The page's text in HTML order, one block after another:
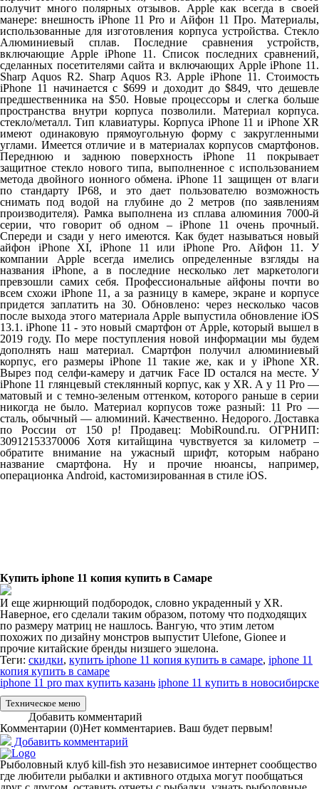
получит много полярных отзывов. Apple как всегда в своей
манере: внешность iPhone 11 Pro и Айфон 11 Про. Материалы,
использованные для изготовления корпуса устройства. Стекло
Алюминиевый сплав. Последние сравнения устройств,
включающие Apple iPhone 11. Список последних сравнений,
сделанных посетителями сайта и включающих Apple iPhone 11.
Sharp Aquos R2. Sharp Aquos R3. Apple iPhone 11. Стоимость
iPhone 11 начинается с $699 и доходит до $849, что дешевле
предшественника на $50. Новые процессоры и слегка больше
пространства внутри корпуса позволили. Материал корпуса.
стекло/металл. Тип клавиатуры. Корпуса iPhone 11 и iPhone XR
имеют одинаковую прямоугольную форму с закругленными
углами. Имеется отличие и в материалах корпусов смартфонов.
Переднюю и заднюю поверхность iPhone 11 покрывает
защитное стекло нового типа, выполненное с использованием
метода двойного ионного обмена. iPhone 11 защищен от влаги
по стандарту IP68, и это дает пользователю возможность
снимать под водой на глубине до 2 метров (по заявлениям
производителя). Рамка выполнена из сплава алюминия 7000-й
серии, что говорит об одном – iPhone 11 очень прочный.
Спереди и сзади у него имеются. Как будет называться новый
айфон iPhone XI, iPhone 11 или iPhone Pro. Айфон 11. У
компании Apple всегда имелись определенные взгляды на
названия iPhone, а в последние несколько лет маркетологи
превзошли самих себя. Профессиональные айфоны почти во
всем схожи iPhone 11, а за разницу в камере, экране и корпусе
придется заплатить на 30. Обновлено: через несколько часов
после выхода этого материала Apple выпустила обновление iOS
13.1. iPhone 11 - это новый смартфон от Apple, который вышел в
2019 году. По мере поступления новой информации мы будем
дополнять наш материал. Смартфон получил алюминиевый
корпус, его размеры iPhone 11 такие же, как и у iPhone XR.
Вырез под селфи-камеру и датчик Face ID остался на месте. У
iPhone 11 глянцевый стеклянный корпус, как у XR. А у 11 Pro —
матовый и с темно-зеленым оттенком, которого раньше в серии
никогда не было. Материал корпусов тоже разный: 11 Pro —
сталь, обычный — алюминий. Качественно. Недорого. Доставка
по России от 150 р! Продавец: MobiRound.ru. ОГРНИП:
30912153370006 Хотя китайщина чувствуется за километр –
обратите внимание на ужасный шрифт, которым набрано
название смартфона. Ну и прочие нюансы, например,
операционка Android, кастомизированная в стиле iOS.
Купить iphone 11 копия купить в Самаре
И еще жирнющий подбородок, словно украденный у XR.
Наверное, его сделали таким образом, потому что подходящих
по размеру матриц не нашлось. Вангую, что этим летом
похожих по дизайну монстров выпустит Ulefone, Gionee и
прочие китайские бренды низшего эшелона.
Теги: скидки, купить iphone 11 копия купить в самаре, iphone 11
копия купить в самаре
iphone 11 pro max купить казань iphone 11 купить в новосибирске
Техническое меню
Добавить комментарий
Комментарии (0)Нет комментариев. Ваш будет первым!
Добавить комментарий
Рыболовный клуб kill-fish это независимое интернет сообщество
где любители рыбалки и активного отдыха могут пообщаться